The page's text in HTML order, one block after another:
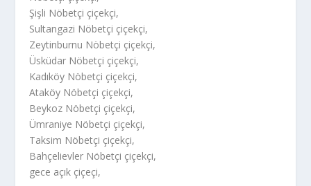
Şişli Nöbetçi çiçekçi,
Sultangazi Nöbetçi çiçekçi,
Zeytinburnu Nöbetçi çiçekçi,
Üsküdar Nöbetçi çiçekçi,
Kadıköy Nöbetçi çiçekçi,
Ataköy Nöbetçi çiçekçi,
Beykoz Nöbetçi çiçekçi,
Ümraniye Nöbetçi çiçekçi,
Taksim Nöbetçi çiçekçi,
Bahçelievler Nöbetçi çiçekçi,
gece açık çiçeçi,